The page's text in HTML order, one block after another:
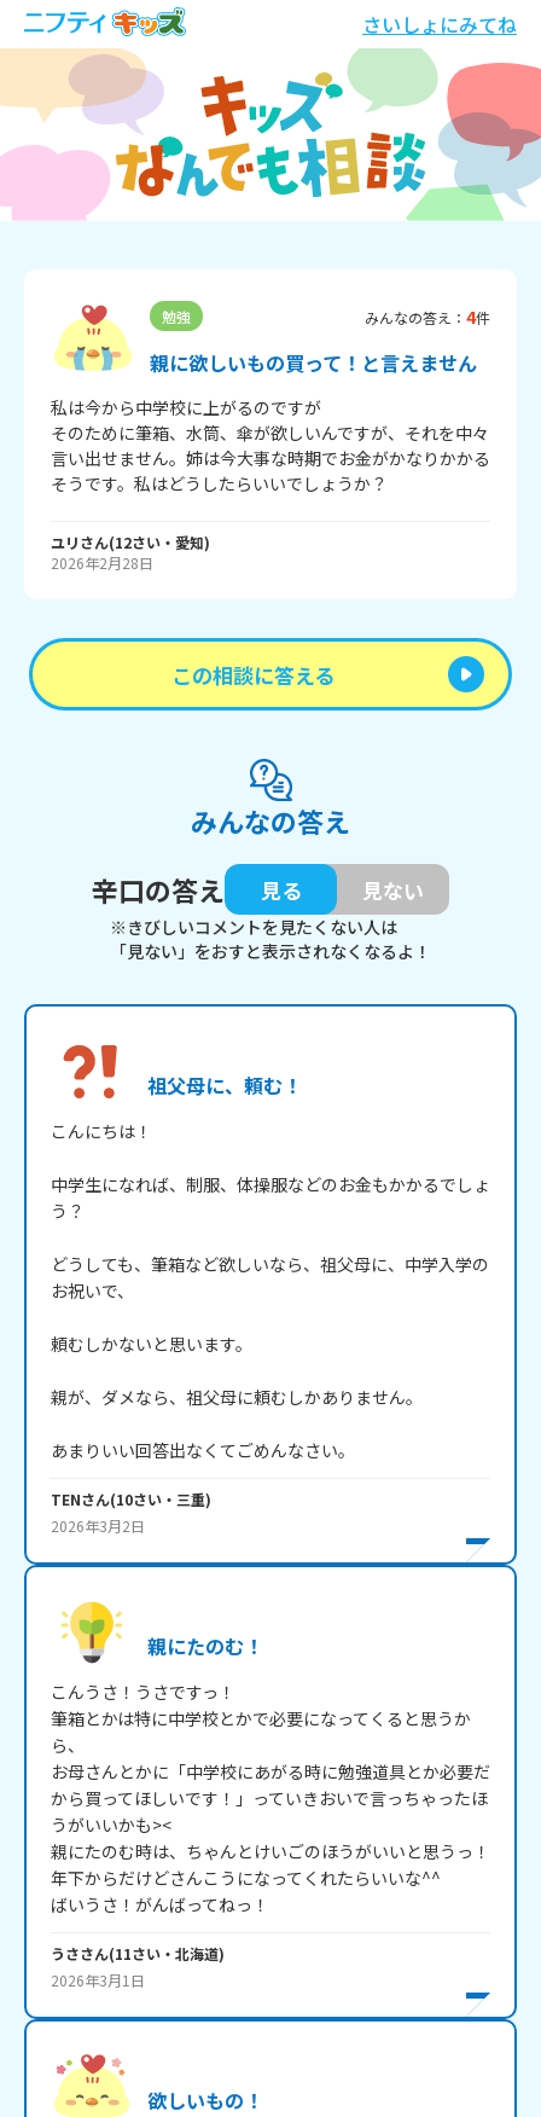
さいしょにみてね
勉強 みんなの答え： 4件
親に欲しいもの買って！と言えません
私は今から中学校に上がるのですが
そのために筆箱、水筒、傘が欲しいんですが、それを中々
言い出せません。姉は今大事な時期でお金がかなりかかる
そうです。私はどうしたらいいでしょうか？
ユリさん(12さい・ 愛知)
2026年2月28日
この相談に答える
みんなの答え
辛口の答え
見る 見ない
※きびしいコメントを見たくない人は
「見ない」をおすと表示されなくなるよ！
祖父母に、頼む！
こんにちは！
中学生になれば、制服、体操服などのお金もかかるでしょ
う？
どうしても、筆箱など欲しいなら、祖父母に、中学入学の
お祝いで、
頼むしかないと思います。
親が、ダメなら、祖父母に頼むしかありません。
あまりいい回答出なくてごめんなさい。
TENさん(10さい・ 三重)
2026年3月2日
親にたのむ！
こんうさ！うさですっ！
筆箱とかは特に中学校とかで必要になってくると思うか
ら、
お母さんとかに「中学校にあがる時に勉強道具とか必要だ
から買ってほしいです！」っていきおいで言っちゃったほ
うがいいかも><
親にたのむ時は、ちゃんとけいごのほうがいいと思うっ！
年下からだけどさんこうになってくれたらいいな^^
ばいうさ！がんばってねっ！
うささん(11さい・ 北海道)
2026年3月1日
欲しいもの！